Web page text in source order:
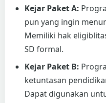
Kejar Paket A:
pun yang ingin
Memiliki hak
SD formal.
Kejar Paket B:
ketuntasan
Dapat digunakan